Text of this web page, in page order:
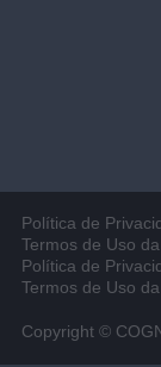
Política de
Termos de Uso
Política de
Termos de Uso
Copyright ©